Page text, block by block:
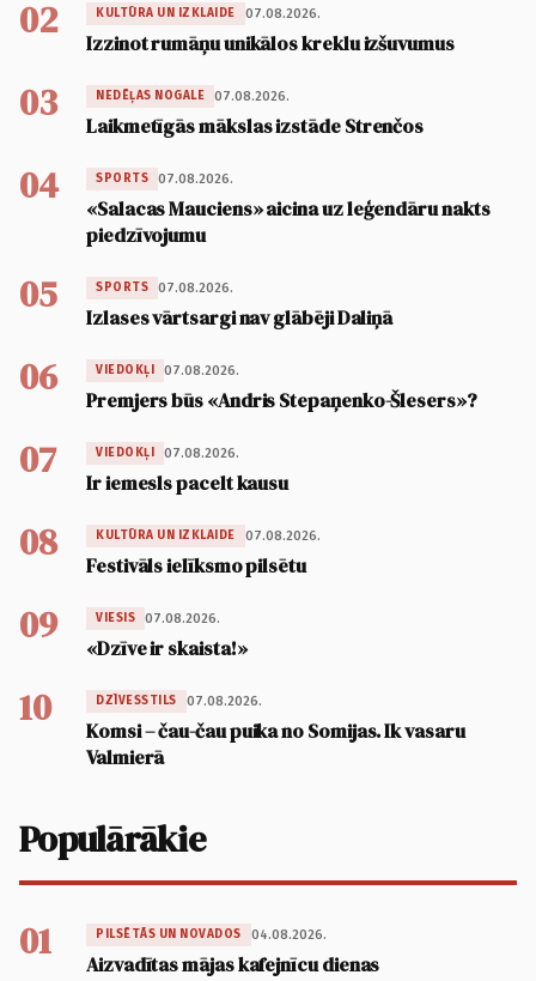
02 KULTŪRA UN IZKLAIDE 07.08.2026.
Izzinot rumāņu unikālos kreklu izšuvumus
03 NEDĒĻAS NOGALE 07.08.2026.
Laikmetīgās mākslas izstāde Strenčos
04 SPORTS 07.08.2026.
«Salacas Mauciens» aicina uz leģendāru nakts
piedzīvojumu
05 SPORTS 07.08.2026.
Izlases vārtsargi nav glābēji Daliņā
06 VIEDOKĻI 07.08.2026.
Premjers būs «Andris Stepaņenko-Šlesers»?
07 VIEDOKĻI 07.08.2026.
Ir iemesls pacelt kausu
08 KULTŪRA UN IZKLAIDE 07.08.2026.
Festivāls ielīksmo pilsētu
09 VIESIS 07.08.2026.
«Dzīve ir skaista!»
10 DZĪVESSTILS 07.08.2026.
Komsi – čau-čau puika no Somijas. Ik vasaru
Valmierā
Populārākie
01 PILSĒTĀS UN NOVADOS 04.08.2026.
Aizvadītas mājas kafejnīcu dienas